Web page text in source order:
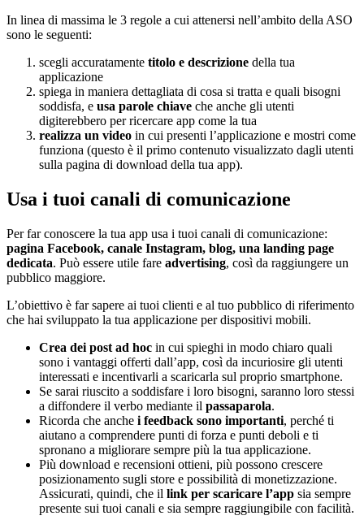
In linea di massima le 3 regole a cui attenersi nell’ambito della ASO
sono le seguenti:
scegli accuratamente titolo e descrizione della tua
applicazione
spiega in maniera dettagliata di cosa si tratta e quali bisogni
soddisfa, e usa parole chiave che anche gli utenti
digiterebbero per ricercare app come la tua
realizza un video in cui presenti l’applicazione e mostri come
funziona (questo è il primo contenuto visualizzato dagli utenti
sulla pagina di download della tua app).
Usa i tuoi canali di comunicazione
Per far conoscere la tua app usa i tuoi canali di comunicazione:
pagina Facebook, canale Instagram, blog, una landing page
dedicata. Può essere utile fare advertising, così da raggiungere un
pubblico maggiore.
L’obiettivo è far sapere ai tuoi clienti e al tuo pubblico di riferimento
che hai sviluppato la tua applicazione per dispositivi mobili.
Crea dei post ad hoc in cui spieghi in modo chiaro quali
sono i vantaggi offerti dall’app, così da incuriosire gli utenti
interessati e incentivarli a scaricarla sul proprio smartphone.
Se sarai riuscito a soddisfare i loro bisogni, saranno loro stessi
a diffondere il verbo mediante il passaparola.
Ricorda che anche i feedback sono importanti, perché ti
aiutano a comprendere punti di forza e punti deboli e ti
spronano a migliorare sempre più la tua applicazione.
Più download e recensioni ottieni, più possono crescere
posizionamento sugli store e possibilità di monetizzazione.
Assicurati, quindi, che il link per scaricare l’app sia sempre
presente sui tuoi canali e sia sempre raggiungibile con facilità.